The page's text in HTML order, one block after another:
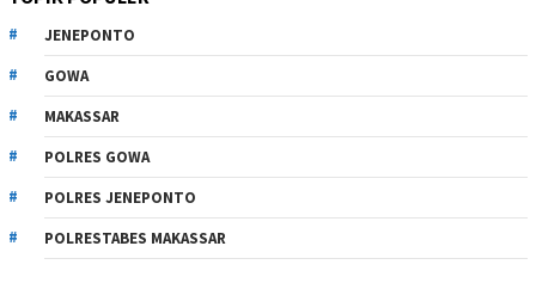
JENEPONTO
GOWA
MAKASSAR
POLRES GOWA
POLRES JENEPONTO
POLRESTABES MAKASSAR